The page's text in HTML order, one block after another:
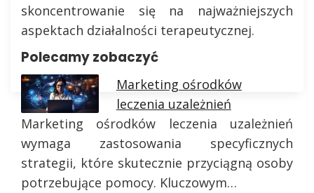
skoncentrowanie się na najważniejszych
aspektach działalności terapeutycznej.
Polecamy zobaczyć
Marketing ośrodków
leczenia uzależnień
Marketing ośrodków leczenia uzależnień
wymaga zastosowania specyficznych
strategii, które skutecznie przyciągną osoby
potrzebujące pomocy. Kluczowym…